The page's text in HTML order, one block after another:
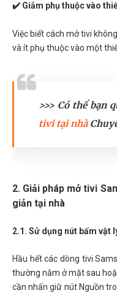
✔️ Giảm phụ thuộc vào
Việc biết cách mở tivi
và ít phụ thuộc vào một
>>> Có thể bạn
tivi tại nhà
2. Giải pháp mở tivi
giản tại nhà
2.1. Sử dụng nút bấm vật
Hầu hết các dòng tivi
thường nằm ở mặt sau
cần nhấn giữ nút Nguồn